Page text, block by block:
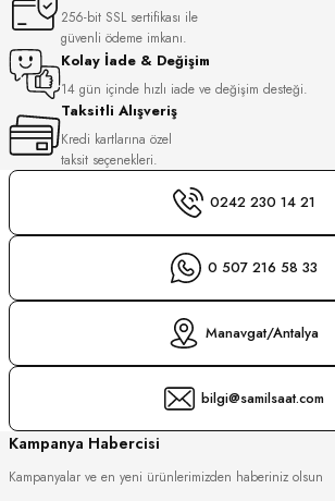
256-bit SSL sertifikası ile
güvenli ödeme imkanı.
Kolay İade & Değişim
14 gün içinde hızlı iade ve değişim desteği.
Taksitli Alışveriş
Kredi kartlarına özel
taksit seçenekleri.
0242 230 14 21
0 507 216 58 33
Manavgat/Antalya
bilgi@samilsaat.com
Kampanya Habercisi
Kampanyalar ve en yeni ürünlerimizden haberiniz olsun